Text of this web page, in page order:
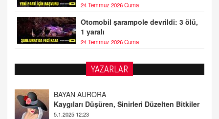
24 Temmuz 2026 Cuma
Otomobil şarampole devrildi: 3 ölü,
1 yaralı
24 Temmuz 2026 Cuma
YAZARLAR
BAYAN AURORA
Kaygıları Düşüren, Sinirleri Düzelten Bitkiler
5.1.2025 12:23